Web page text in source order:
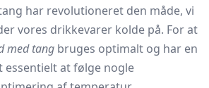
har revolutioneret den måde, vi
vores drikkevarer kolde på. For at
med tang bruges optimalt og har en
essentielt at følge nogle